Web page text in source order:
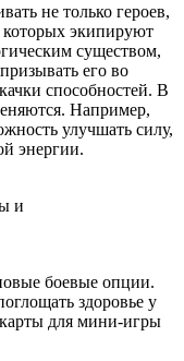
не только героев,
экипируют
существом,
его во
способностей. В
Например,
улучшать силу,
энергии.
и
боевые опции.
здоровье у
для мини-игры